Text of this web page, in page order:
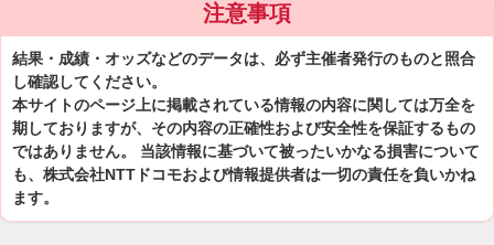
注意事項
結果・成績・オッズなどのデータは、必ず主催者発行のものと照合
し確認してください。
本サイトのページ上に掲載されている情報の内容に関しては万全を
期しておりますが、その内容の正確性および安全性を保証するもの
ではありません。 当該情報に基づいて被ったいかなる損害について
も、株式会社NTTドコモおよび情報提供者は一切の責任を負いかね
ます。